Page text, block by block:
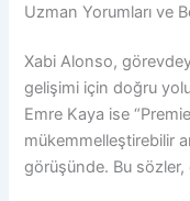
Uzman Yorumları ve
Xabi Alonso,
gelişimi için doğru
Emre Kaya ise
mükemmelleştirebilir
görüşünde. Bu